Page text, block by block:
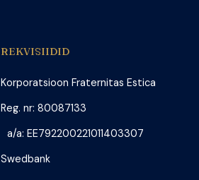
REKVISIIDID
Korporatsioon Fraternitas Estica
Reg. nr: 80087133
a/a: EE792200221011403307
Swedbank